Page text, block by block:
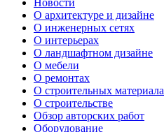
Новости
О архитектуре и дизайне
О инженерных сетях
О интерьерах
О ландшафтном дизайне
О мебели
О ремонтах
О строительных
О строительстве
Обзор авторских работ
Оборудование